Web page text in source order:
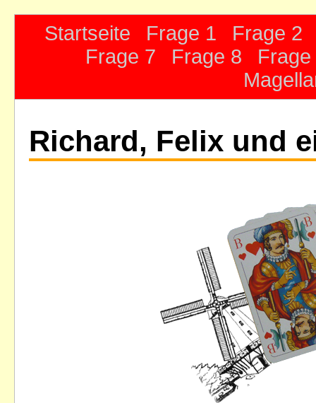
Startseite Frage 1
Frage 2
Frage 7
Frage 8
Frage
Richard, Felix und